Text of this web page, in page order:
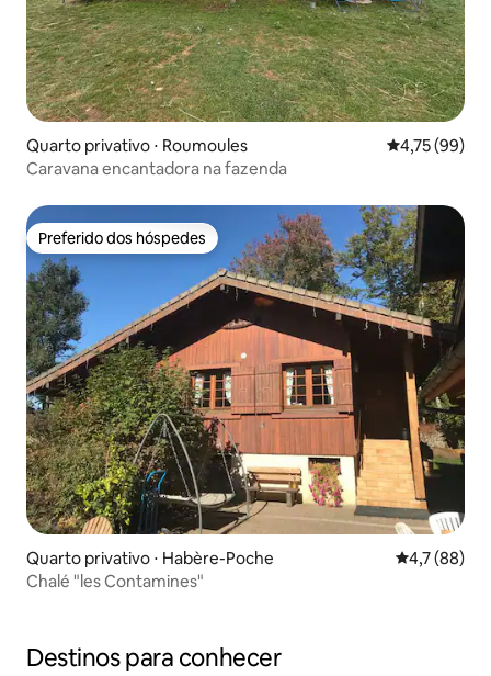
Quarto privativo ⋅ Roumoules 4,75 de uma
4,75 (99)
Caravana encantadora na fazenda
Preferido dos hóspedes
Preferido dos hóspedes
Quarto privativo ⋅ Habère-Poche 4,7 de uma
4,7 (88)
Chalé "les Contamines"
Destinos para conhecer